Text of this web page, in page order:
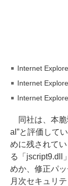
Internet
Internet
Internet
同社は、本脆
al”と評価して
めに残されて
る「jscript9.dll
めか、修正パ
月次セキュリ